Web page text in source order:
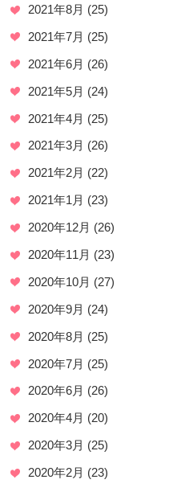
2021年8月 (25)
2021年7月 (25)
2021年6月 (26)
2021年5月 (24)
2021年4月 (25)
2021年3月 (26)
2021年2月 (22)
2021年1月 (23)
2020年12月 (26)
2020年11月 (23)
2020年10月 (27)
2020年9月 (24)
2020年8月 (25)
2020年7月 (25)
2020年6月 (26)
2020年4月 (20)
2020年3月 (25)
2020年2月 (23)